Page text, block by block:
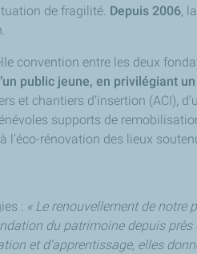
de fragilité. Depuis 2006,
convention entre les deux
public jeune, en privilégiant
et chantiers d’insertion (ACI),
supports de
l’éco-rénovation des lieux
: « Le renouvellement de notre
du patrimoine depuis près
et d’apprentissage, elles